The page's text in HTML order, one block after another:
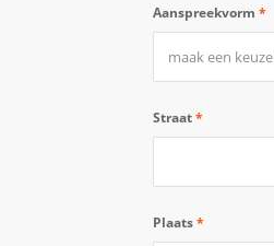
Aanspreekvorm *
Straat*
Plaats*